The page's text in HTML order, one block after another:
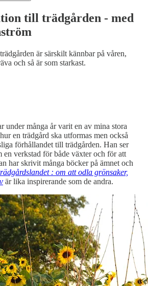
till trädgården - med
är särskilt kännbar på våren,
och så är som starkast.
under många år varit en av mina stora
en trädgård ska utformas men också
förhållandet till trädgården. Han ser
en verkstad för både växter och för att
har skrivit många böcker på ämnet och
: om att odla grönsaker,
är lika inspirerande som de andra.